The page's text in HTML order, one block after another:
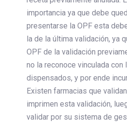
importancia ya que debe
presentarse la OPF esta
la de la última validación, ya
OPF de la validación
no la reconoce vinculada
dispensados, y por ende
Existen farmacias que
imprimen esta validación,
validar por su sistema de